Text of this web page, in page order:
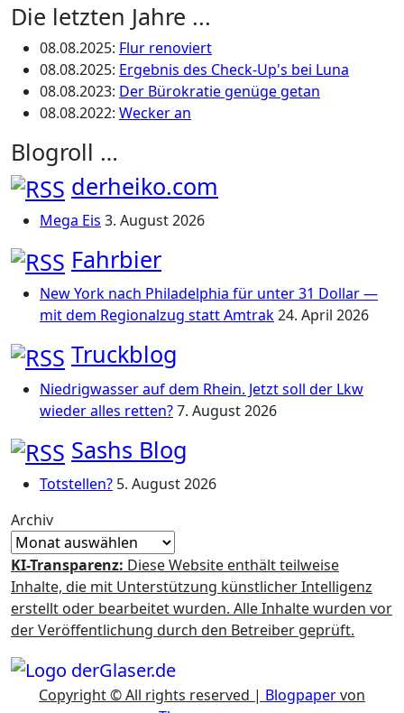
Die letzten Jahre ...
08.08.2025: Flur renoviert
08.08.2025: Ergebnis des Check-Up's bei Luna
08.08.2023: Der Bürokratie genüge getan
08.08.2022: Wecker an
Blogroll …
derheiko.com
Mega Eis 3. August 2026
Fahrbier
New York nach Philadelphia für unter 31 Dollar —
mit dem Regionalzug statt Amtrak24. April 2026
Truckblog
Niedrigwasser auf dem Rhein. Jetzt soll der Lkw
wieder alles retten?7. August 2026
Sashs Blog
Totstellen? 5. August 2026
Archiv
KI-Transparenz: Diese Website enthält teilweise
Inhalte, die mit Unterstützung künstlicher Intelligenz
erstellt oder bearbeitet wurden. Alle Inhalte wurden vor
der Veröffentlichung durch den Betreiber geprüft.
Copyright © All rights reserved | Blogpapervon